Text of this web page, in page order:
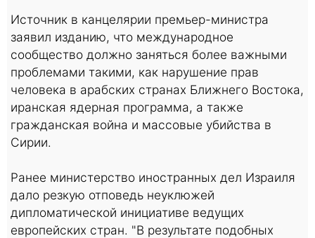
Источник в канцелярии премьер-министра
заявил изданию, что международное
сообщество должно заняться более важными
проблемами такими, как нарушение прав
человека в арабских странах Ближнего Востока,
иранская ядерная программа, а также
гражданская война и массовые убийства в
Сирии.
Ранее министерство иностранных дел Израиля
дало резкую отповедь неуклюжей
дипломатической инициативе ведущих
европейских стран. "В результате подобных